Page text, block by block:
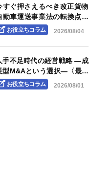
すぐ押さえるべき改正貨物
動車運送事業法の転換点と
務化措置 ―「白トラック」
制の強化と明確化される荷
企業の責任―
お役立ちコラム 2026/08/04
手不足時代の経営戦略 ―成
型M&Aという選択―〈最終
〉成長型M&Aの価値は、承
後の経営で決まる ―採用・
お役立ちコラム 2026/08/01